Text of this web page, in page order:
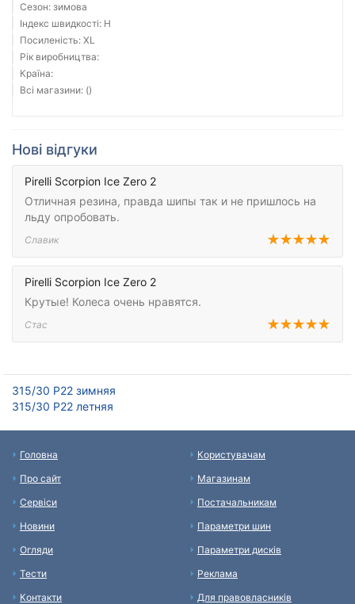
Сезон: зимова
Індекс швидкості: H
Посиленість: XL
Рік виробництва:
Країна:
Всі магазини: ()
Нові відгуки
Pirelli Scorpion Ice Zero 2
Отличная резина, правда шипы так и не пришлось на
льду опробовать.
Славик
Pirelli Scorpion Ice Zero 2
Крутые! Колеса очень нравятся.
Стас
315/30 Р22 зимняя
315/30 Р22 летняя
Головна
Про сайт
Сервіси
Новини
Огляди
Тести
Контакти
Користувачам
Магазинам
Постачальникам
Параметри шин
Параметри дисків
Реклама
Для правовласників